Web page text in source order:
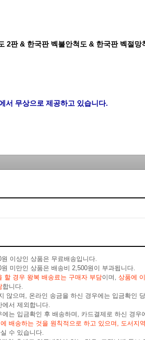
2판 & 한국판 벡불안척도 & 한국판 벡절망
서 무상으로 제공하고 있습니다.
이상인 상품은 무료배송입니다.
미만인 상품은 배송비 2,500원이 부과됩니다.
할 경우 왕복 배송료는 구매자 부담이며, 상품에
합니다.
않으며, 온라인 송금을 하신 경우에는 입금확인
에서 제외합니다.
는 입금확인 후 배송하며, 카드결제로 하신 경우
배송하는 것을 원칙적으로 하고 있으며, 도서지
수 있습니다.